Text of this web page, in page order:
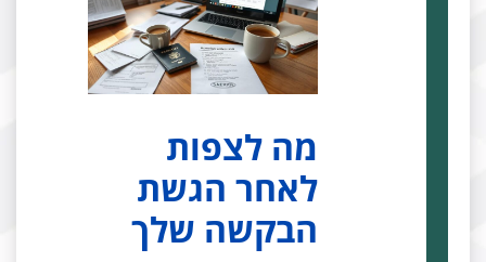
מה לצפות
לאחר הגשת
הבקשה שלך